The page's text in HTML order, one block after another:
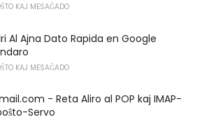
KAJ MESAĜADO
Al Ajna Dato Rapida en Google
KAJ MESAĜADO
- Reta Aliro al POP kaj IMAP-
Servo